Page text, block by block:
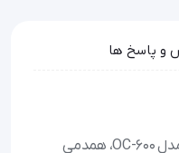
و پاسخ ها
دستگاه اکسیژن ساز 5 لیتری زنیت مدل OC-600، همدمی